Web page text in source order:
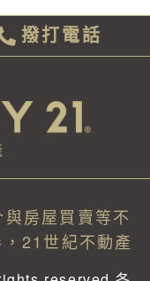
撥打電話
房屋買賣等不
21世紀不動產